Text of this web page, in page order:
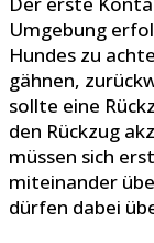
Umgebung
Hundes zu
gähnen,
sollte eine
den Rückzug
müssen sich
miteinander
dürfen dabei